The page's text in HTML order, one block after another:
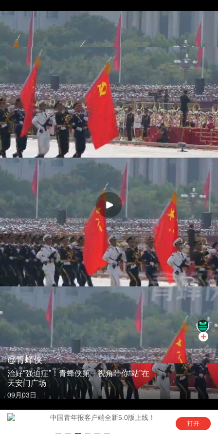
@青蜂侠
治好“强迫症”！青蜂侠第一视角带你“站”在
天安门广场
09月03日
中国青年报客户端全新5.0版上线！ “这是六